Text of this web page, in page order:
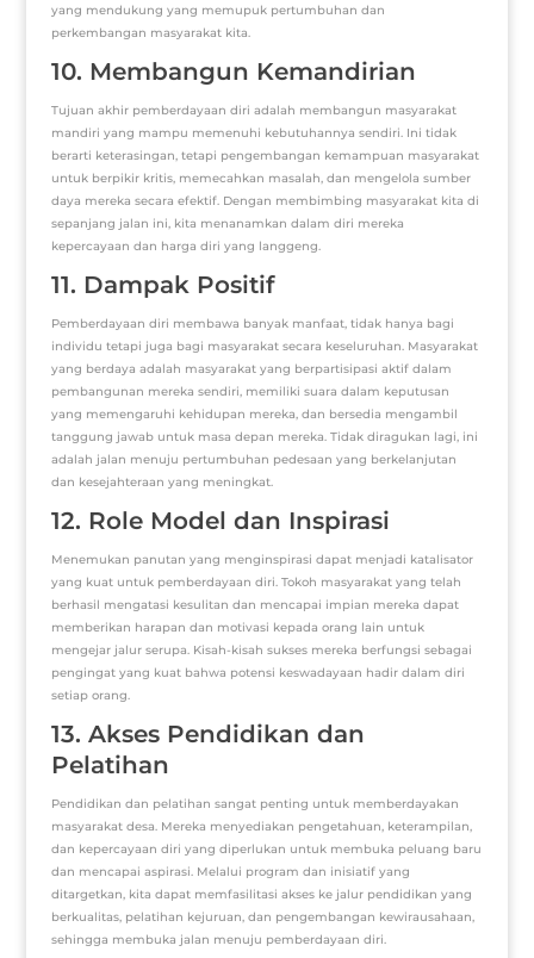
yang mendukung yang memupuk pertumbuhan dan
perkembangan masyarakat kita.
10. Membangun Kemandirian
Tujuan akhir pemberdayaan diri adalah membangun masyarakat
mandiri yang mampu memenuhi kebutuhannya sendiri. Ini tidak
berarti keterasingan, tetapi pengembangan kemampuan masyarakat
untuk berpikir kritis, memecahkan masalah, dan mengelola sumber
daya mereka secara efektif. Dengan membimbing masyarakat kita di
sepanjang jalan ini, kita menanamkan dalam diri mereka
kepercayaan dan harga diri yang langgeng.
11. Dampak Positif
Pemberdayaan diri membawa banyak manfaat, tidak hanya bagi
individu tetapi juga bagi masyarakat secara keseluruhan. Masyarakat
yang berdaya adalah masyarakat yang berpartisipasi aktif dalam
pembangunan mereka sendiri, memiliki suara dalam keputusan
yang memengaruhi kehidupan mereka, dan bersedia mengambil
tanggung jawab untuk masa depan mereka. Tidak diragukan lagi, ini
adalah jalan menuju pertumbuhan pedesaan yang berkelanjutan
dan kesejahteraan yang meningkat.
12. Role Model dan Inspirasi
Menemukan panutan yang menginspirasi dapat menjadi katalisator
yang kuat untuk pemberdayaan diri. Tokoh masyarakat yang telah
berhasil mengatasi kesulitan dan mencapai impian mereka dapat
memberikan harapan dan motivasi kepada orang lain untuk
mengejar jalur serupa. Kisah-kisah sukses mereka berfungsi sebagai
pengingat yang kuat bahwa potensi keswadayaan hadir dalam diri
setiap orang.
13. Akses Pendidikan dan
Pelatihan
Pendidikan dan pelatihan sangat penting untuk memberdayakan
masyarakat desa. Mereka menyediakan pengetahuan, keterampilan,
dan kepercayaan diri yang diperlukan untuk membuka peluang baru
dan mencapai aspirasi. Melalui program dan inisiatif yang
ditargetkan, kita dapat memfasilitasi akses ke jalur pendidikan yang
berkualitas, pelatihan kejuruan, dan pengembangan kewirausahaan,
sehingga membuka jalan menuju pemberdayaan diri.